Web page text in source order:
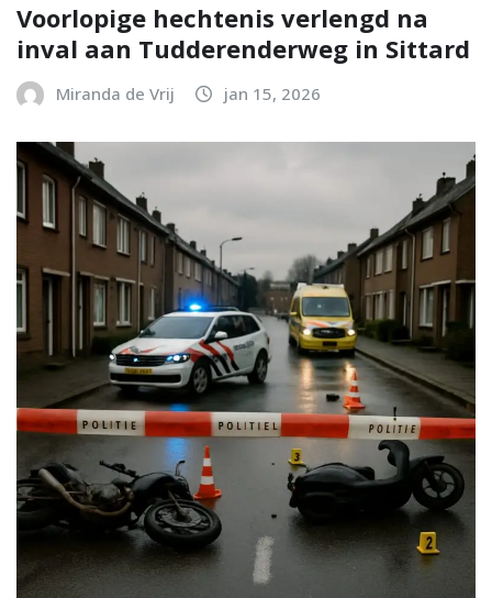
Voorlopige hechtenis verlengd na
inval aan Tudderenderweg in Sittard
Miranda de Vrij jan 15, 2026